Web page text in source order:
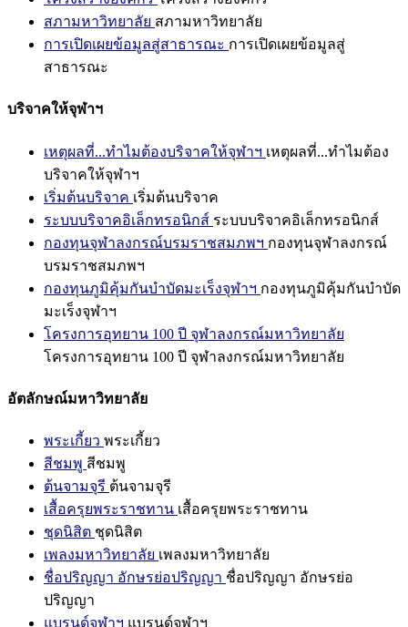
สภามหาวิทยาลัย สภามหาวิทยาลัย
การเปิดเผยข้อมูลสู่สาธารณะ การเปิดเผยข้อมูลสู่
สาธารณะ
บริจาคให้จุฬาฯ
เหตุผลที่...ทำไมต้องบริจาคให้จุฬาฯ เหตุผลที่...ทำไมต้อง
บริจาคให้จุฬาฯ
เริ่มต้นบริจาค เริ่มต้นบริจาค
ระบบบริจาคอิเล็กทรอนิกส์ ระบบบริจาคอิเล็กทรอนิกส์
กองทุนจุฬาลงกรณ์บรมราชสมภพฯ กองทุนจุฬาลงกรณ์
บรมราชสมภพฯ
กองทุนภูมิคุ้มกันบำบัดมะเร็งจุฬาฯ กองทุนภูมิคุ้มกันบำบัด
มะเร็งจุฬาฯ
โครงการอุทยาน 100 ปี จุฬาลงกรณ์มหาวิทยาลัย
โครงการอุทยาน 100 ปี จุฬาลงกรณ์มหาวิทยาลัย
อัตลักษณ์มหาวิทยาลัย
พระเกี้ยว พระเกี้ยว
สีชมพู สีชมพู
ต้นจามจุรี ต้นจามจุรี
เสื้อครุยพระราชทาน เสื้อครุยพระราชทาน
ชุดนิสิต ชุดนิสิต
เพลงมหาวิทยาลัย เพลงมหาวิทยาลัย
ชื่อปริญญา อักษรย่อปริญญา ชื่อปริญญา อักษรย่อ
ปริญญา
แบรนด์จุฬาฯ แบรนด์จุฬาฯ